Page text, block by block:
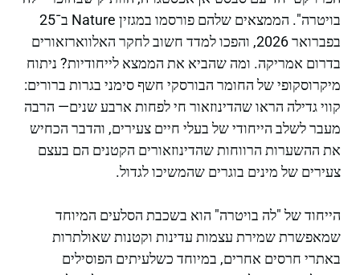
בויטרה". הממצאים שלהם פורסמו במגזין Nature ב־25
בפברואר 2026, והפכו למדד חשוב לחקר האלווארזאורים
בדרום אמריקה. ומה שהביא את הממצא לייחודיות? ניתוח
מיקרוסקופי של החומר הבורסקי חשף סימני בגרות ברורים:
קווי גדילה הראו שהדינוזאור חי לפחות ארבע שנים— הרבה
מעבר לשלב הייחודי של בעלי חיים צעירים, והדבר הכחיש
את ההשערות הרווחות שהדינוזאורים הקטנים הם בעצם
צעירים של מינים בוגרים שהמשיכו לגדול.
הייחוד של "לה בויטרה" הוא בשכבת הסלעים המיוחד
שמאפשרת שמירת עצמות עדינות וקטנות שאולתרות
באתרי חרסים אחרים, במיוחד כשלעיתים הפוסילים